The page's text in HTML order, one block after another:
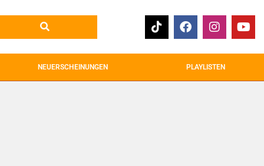
NEUERSCHEINUNGEN PLAYLISTEN